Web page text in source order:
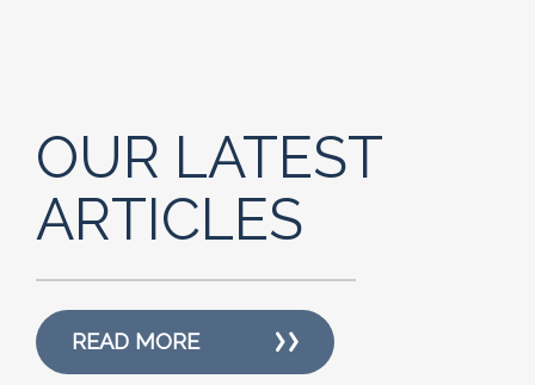
OUR LATEST
ARTICLES
READ MORE